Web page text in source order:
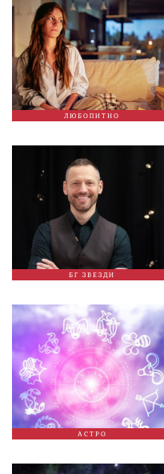
ЛЮБОПИТНО
БГ ЗВЕЗДИ
АСТРО